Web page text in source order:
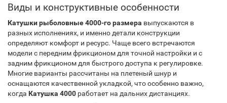
Виды и конструктивные особенности
Катушки рыболовные 4000-го размера выпускаются в
разных исполнениях, и именно детали конструкции
определяют комфорт и ресурс. Чаще всего встречаются
модели с передним фрикционом для точной настройки и с
задним фрикционом для быстрого доступа к регулировке.
Многие варианты рассчитаны на плетеный шнур и
оснащаются качественной укладкой, что особенно важно,
когда Катушка 4000 работает на дальних дистанциях.